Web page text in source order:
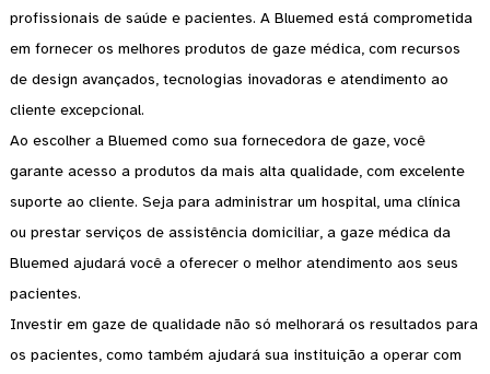
profissionais de saúde e pacientes. A Bluemed ​​está comprometida
em fornecer os melhores produtos de gaze médica, com recursos
de design avançados, tecnologias inovadoras e atendimento ao
cliente excepcional.
Ao escolher a Bluemed ​​como sua fornecedora de gaze, você
garante acesso a produtos da mais alta qualidade, com excelente
suporte ao cliente. Seja para administrar um hospital, uma clínica
ou prestar serviços de assistência domiciliar, a gaze médica da
Bluemed ​​ajudará você a oferecer o melhor atendimento aos seus
pacientes.
Investir em gaze de qualidade não só melhorará os resultados para
os pacientes, como também ajudará sua instituição a operar com